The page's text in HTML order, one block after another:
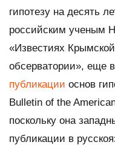
гипотезу на десять
российским ученым
«Известиях
обсерватории», еще
публикации основ
Bulletin of the
поскольку она
публикации в